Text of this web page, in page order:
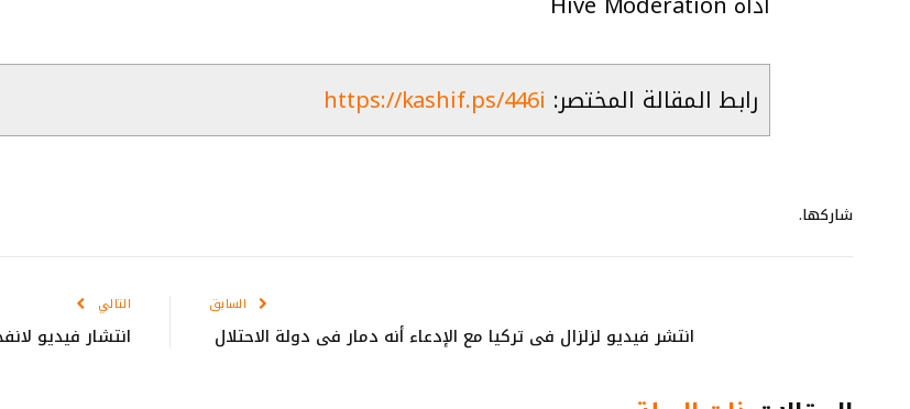
رابط المقالة المختصر: https://kashif.ps/446i
شاركها.
السابق
انتشر فيديو لزلزال في تركيا مع الإدعاء أنه دمار في دولة الاحتلال
التالي
انتشار فيديو